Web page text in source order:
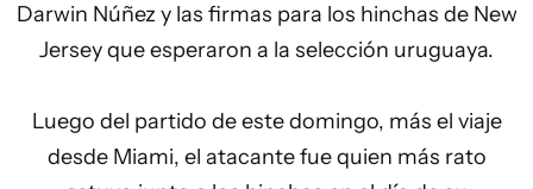
Darwin Núñez y las firmas para los hinchas de New
Jersey que esperaron a la selección uruguaya.
Luego del partido de este domingo, más el viaje
desde Miami, el atacante fue quien más rato